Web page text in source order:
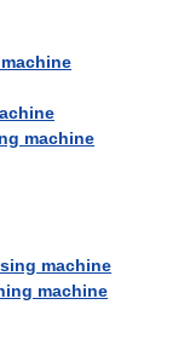
machine
machine
machine